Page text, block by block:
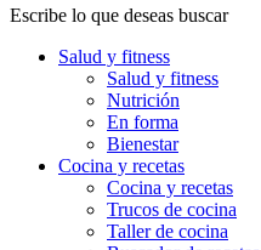
Escribe lo que deseas buscar
Salud y fitness
Salud y fitness
Nutrición
En forma
Bienestar
Cocina y recetas
Cocina y recetas
Trucos de cocina
Taller de cocina